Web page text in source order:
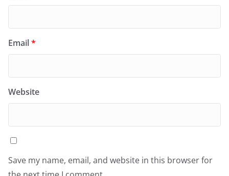
Email*
Website
Save my name, email, and website in this browser for